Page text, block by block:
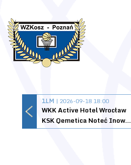
1LM | 2026-09-18 18:00
WKK Active Hotel Wrocław
KSK Qemetica Noteć Inowrocław